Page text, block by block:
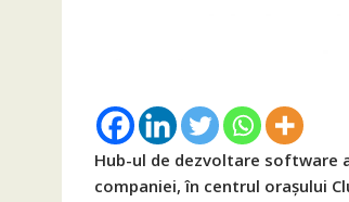
Hub-ul de dezvoltare software
companiei, în centrul orașului